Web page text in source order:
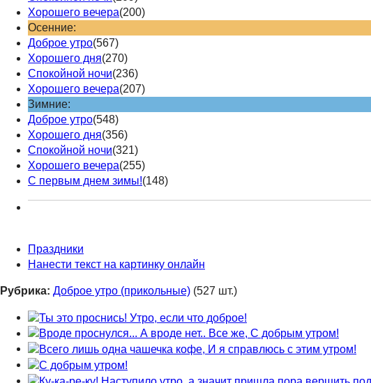
Хорошего вечера(200)
Осенние:
Доброе утро(567)
Хорошего дня(270)
Спокойной ночи(236)
Хорошего вечера(207)
Зимние:
Доброе утро(548)
Хорошего дня(356)
Спокойной ночи(321)
Хорошего вечера(255)
С первым днем зимы!(148)
Праздники
Нанести текст на картинку онлайн
Рубрика: Доброе утро (прикольные) (527 шт.)